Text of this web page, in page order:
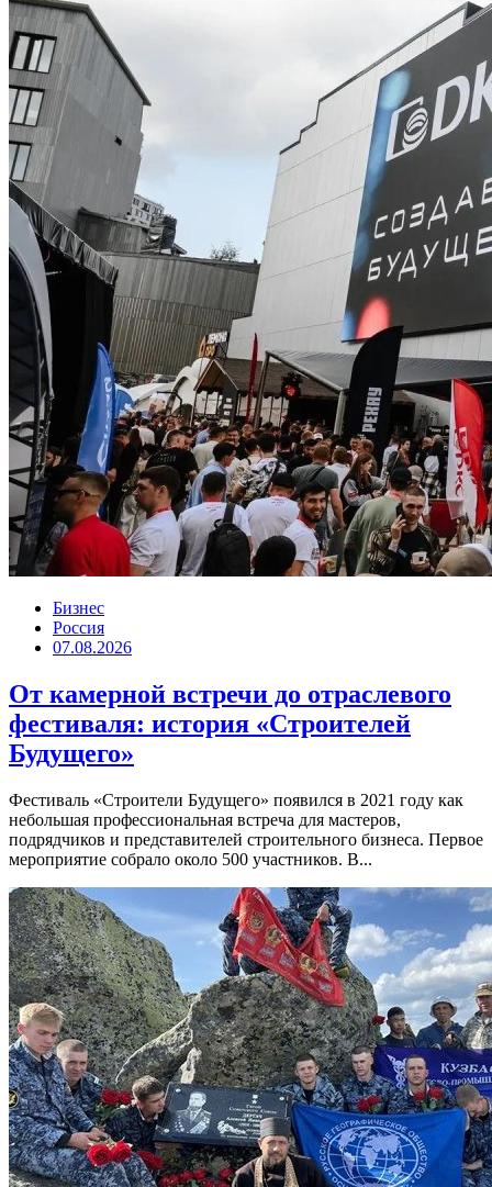
Бизнес
Россия
07.08.2026
От камерной встречи до отраслевого
фестиваля: история «Строителей
Будущего»
Фестиваль «Строители Будущего» появился в 2021 году как
небольшая профессиональная встреча для мастеров,
подрядчиков и представителей строительного бизнеса. Первое
мероприятие собрало около 500 участников. В...